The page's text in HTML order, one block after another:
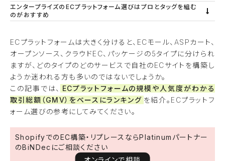
エンタープライズのECプラットフォーム選びはプロとタッグを組む
のがおすすめ
ECプラットフォームは大きく分けると、ECモール、ASPカート、
オープンソース、クラウドEC、パッケージの5タイプに分けられ
ますが、どのタイプのどのサービスで自社のECサイトを構築し
ようか迷われる方も多いのではないでしょうか。
この記事では、 ECプラットフォームの規模や人気度がわかる
取引総額（GMV）をベースにランキング を紹介。ECプラットフ
ォーム選びの参考にしてみてください。
ShopifyでのEC構築・リプレースならPlatinumパートナー
のBiNDecにご相談ください